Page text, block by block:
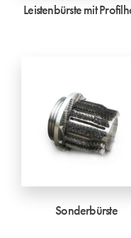
Leistenbürste mit
Sonderbürste